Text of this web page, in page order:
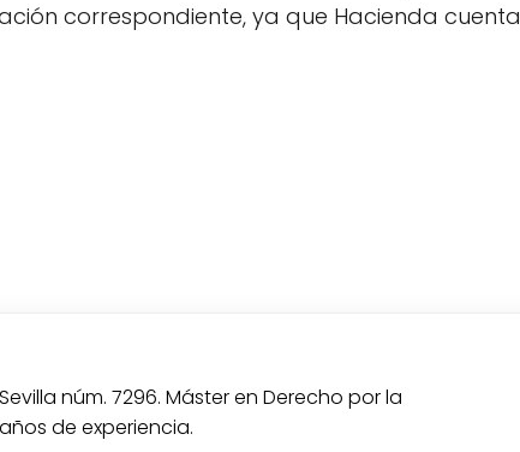
correspondiente, ya que Hacienda cuenta
núm. 7296. Máster en Derecho por la
de experiencia.